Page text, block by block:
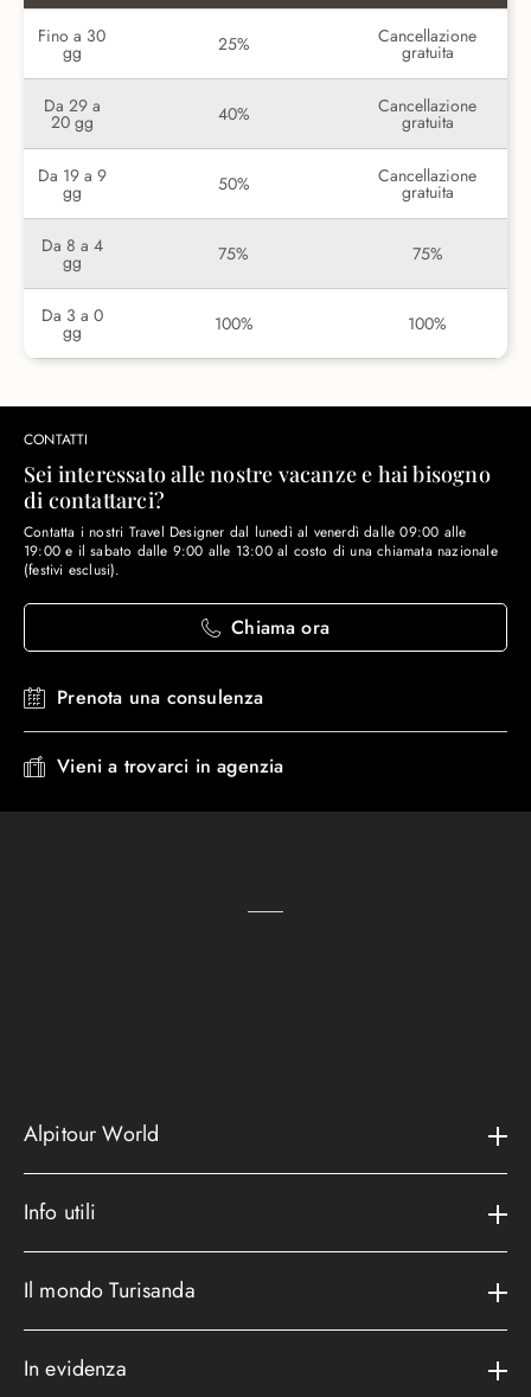
Fino a 30
gg 25% Cancellazione
gratuita
Da 29 a
20 gg 40% Cancellazione
gratuita
Da 19 a 9
gg 50% Cancellazione
gratuita
Da 8 a 4
gg 75% 75%
Da 3 a 0
gg 100% 100%
CONTATTI
Sei interessato alle nostre vacanze e hai bisogno
di contattarci?
Contatta i nostri Travel Designer dal lunedì al venerdì dalle 09:00 alle
19:00 e il sabato dalle 9:00 alle 13:00 al costo di una chiamata nazionale
(festivi esclusi).
Chiama ora
Prenota una consulenza
Vieni a trovarci in agenzia
Alpitour World
AWARD
Area riservata
Convenzioni
Info utili
Metodi di pagamento
Il mondo Turisanda
In evidenza